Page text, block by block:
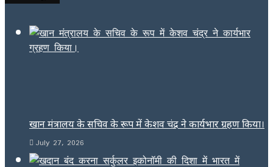
खान मंत्रालय के सचिव के रूप में केशव चंद्र ने कार्यभार ग्रहण किया।
July 27, 2026